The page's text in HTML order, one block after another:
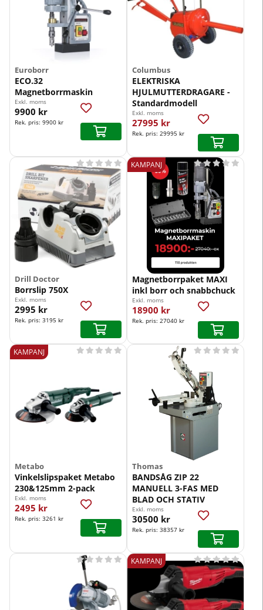
Euroborr
ECO.32
Magnetborrmaskin
Exkl. moms
9900 kr
Rek. pris: 9900 kr
Columbus
ELEKTRISKA
HJULMUTTERDRAGARE -
Standardmodell
Exkl. moms
27995 kr
Rek. pris: 29995 kr
Drill Doctor
Borrslip 750X
    
Exkl. moms
2995 kr
Rek. pris: 3195 kr
KAMPANJ
Magnetborrpaket MAXI
inkl borr och snabbchuck
   
Exkl. moms
18900 kr
Rek. pris: 27040 kr
KAMPANJ
Metabo
Vinkelslipspaket Metabo
230&125mm 2-pack
    
Exkl. moms
2495 kr
Rek. pris: 3261 kr
Thomas
BANDSÅG ZIP 22
MANUELL 3-FAS MED
BLAD OCH STATIV
    
Exkl. moms
30500 kr
Rek. pris: 38357 kr
     KAMPANJ 